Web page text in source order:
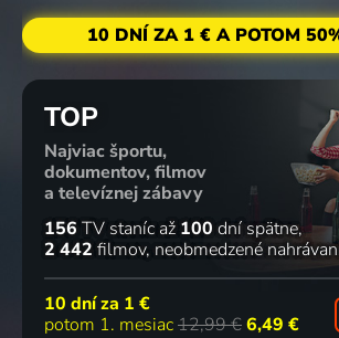
10 DNÍ ZA 1 € A POTOM
TOP
Najviac športu,
dokumentov, filmov
a televíznej zábavy
156 TV staníc až 100 dní spätne
2 442 filmov neobmedzené
10 dní za 1 €
potom 1. mesiac12,99 €6,49 €